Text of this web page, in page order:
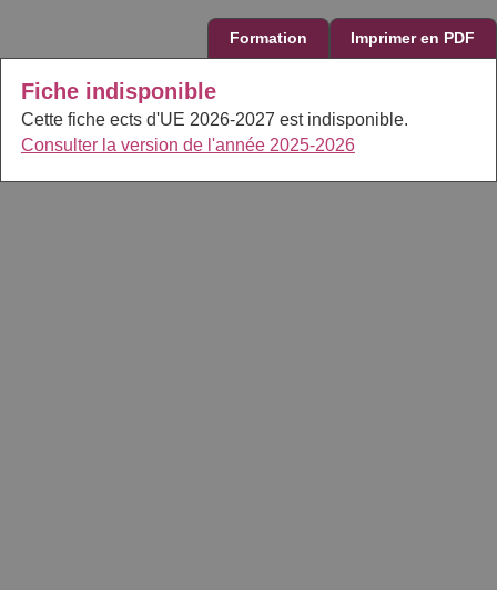
Formation Imprimer en PDF
Fiche indisponible
Cette fiche ects d'UE 2026-2027 est indisponible.
Consulter la version de l'année 2025-2026